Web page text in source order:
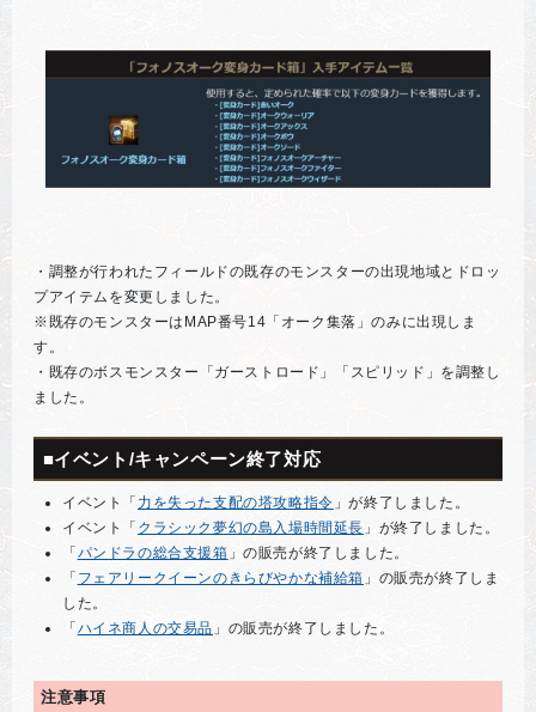
・調整が行われたフィールドの既存のモンスターの出現地域とドロッ
プアイテムを変更しました。
※既存のモンスターはMAP番号14「オーク集落」のみに出現しま
す。
・既存のボスモンスター「ガーストロード」「スピリッド」を調整し
ました。
■イベント/キャンペーン終了対応
イベント「 力を失った支配の塔攻略指令 」が終了しました。
イベント「 クラシック夢幻の島入場時間延長 」が終了しました。
「パンドラの総合支援箱 」の販売が終了しました。
「 フェアリークイーンのきらびやかな補給箱 」の販売が終了しま
した。
「ハイネ商人の交易品 」の販売が終了しました。
注意事項